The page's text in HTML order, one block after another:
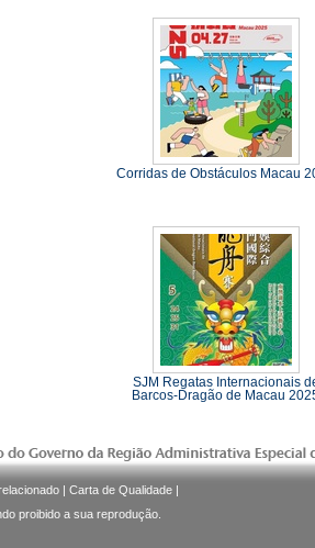
Corridas de Obstáculos Macau
SJM Regatas Internacionais
Barcos-Dragão de Macau
| Carta de Qualidade |
proibido a sua reprodução.